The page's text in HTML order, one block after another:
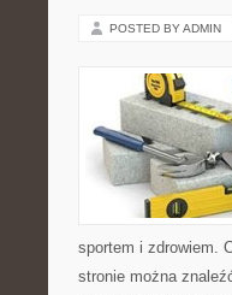
POSTED BY ADMIN
sportem i zdrowiem.
stronie można